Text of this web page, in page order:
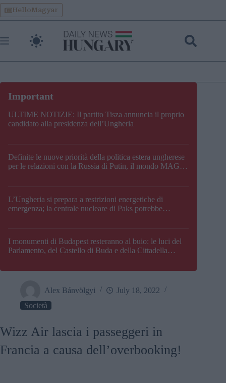
Skip
to
content
HelloMagyar
ULTIME NOTIZIE: Il partito Tisza annuncia il proprio
candidato alla presidenza dell’Ungheria
Definite le nuove priorità della politica estera ungherese
per le relazioni con la Russia di Putin, il mondo MAGA,
L’Ungheria si prepara a restrizioni energetiche di
emergenza; la centrale nucleare di Paks potrebbe
I monumenti di Budapest resteranno al buio: le luci del
Parlamento, del Castello di Buda e della Cittadella
Alex Bánvölgyi
July 18, 2022
Società
Wizz Air lascia i passeggeri in
Francia a causa dell’overbooking!